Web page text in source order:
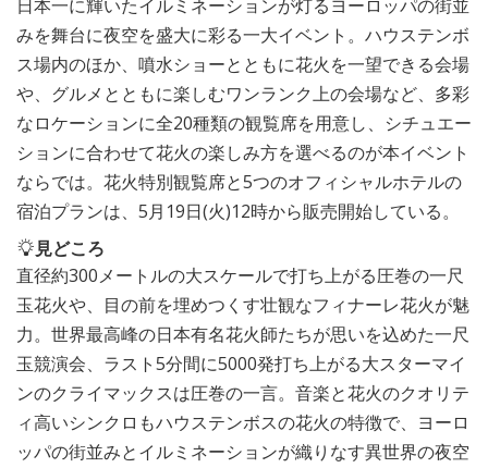
日本一に輝いたイルミネーションが灯るヨーロッパの街並
みを舞台に夜空を盛大に彩る一大イベント。ハウステンボ
ス場内のほか、噴水ショーとともに花火を一望できる会場
や、グルメとともに楽しむワンランク上の会場など、多彩
なロケーションに全20種類の観覧席を用意し、シチュエー
ションに合わせて花火の楽しみ方を選べるのが本イベント
ならでは。花火特別観覧席と5つのオフィシャルホテルの
宿泊プランは、5月19日(火)12時から販売開始している。
見どころ
直径約300メートルの大スケールで打ち上がる圧巻の一尺
玉花火や、目の前を埋めつくす壮観なフィナーレ花火が魅
力。世界最高峰の日本有名花火師たちが思いを込めた一尺
玉競演会、ラスト5分間に5000発打ち上がる大スターマイ
ンのクライマックスは圧巻の一言。音楽と花火のクオリテ
ィ高いシンクロもハウステンボスの花火の特徴で、ヨーロ
ッパの街並みとイルミネーションが織りなす異世界の夜空